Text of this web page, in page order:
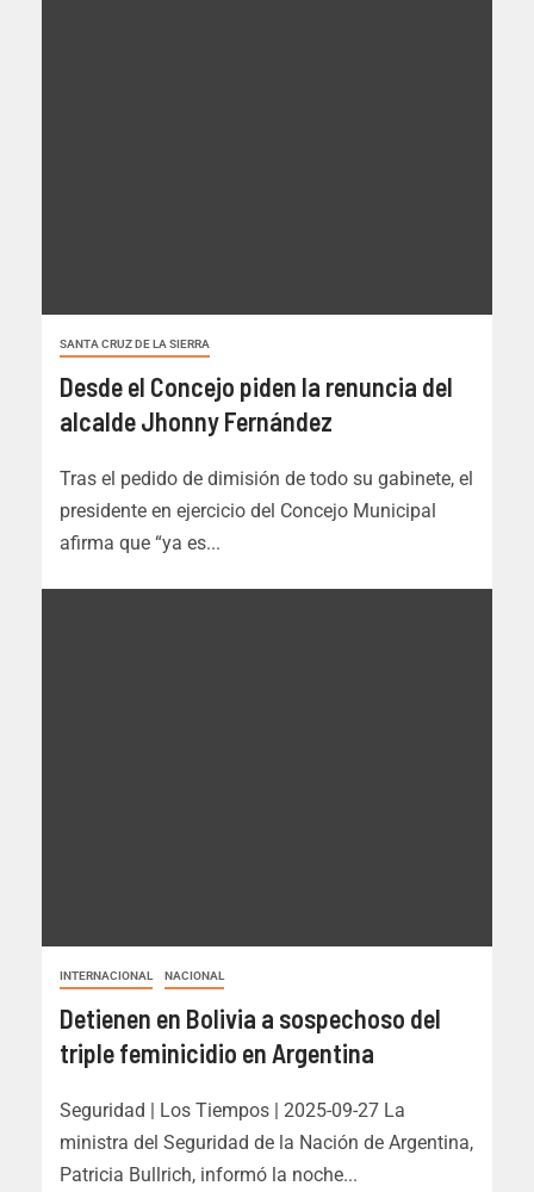
SANTA CRUZ DE LA SIERRA
Desde el Concejo piden la renuncia del
alcalde Jhonny Fernández
Tras el pedido de dimisión de todo su gabinete, el
presidente en ejercicio del Concejo Municipal
afirma que “ya es...
INTERNACIONAL NACIONAL
Detienen en Bolivia a sospechoso del
triple feminicidio en Argentina
Seguridad | Los Tiempos | 2025-09-27 La
ministra del Seguridad de la Nación de Argentina,
Patricia Bullrich, informó la noche...